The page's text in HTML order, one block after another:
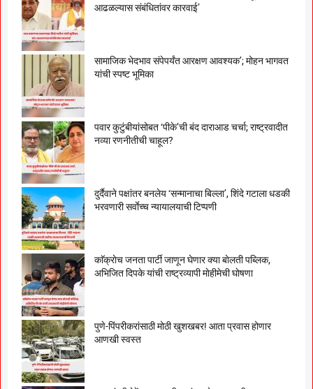
आढळल्यास संबंधितांवर कारवाई’
सामाजिक भेदभाव संपेपर्यंत आरक्षण आवश्यक’; मोहन भागवत
यांची स्पष्ट भूमिका
पवार कुटुंबीयांसोबत ‘पीके’ची बंद दाराआड चर्चा; राष्ट्रवादीत
नव्या रणनीतीची चाहूल?
दुर्दैवाने पक्षांतर बनलेय ‘सन्मानाचा बिल्ला’, शिंदे गटाला धडकी
भरवणारी सर्वाेच्च न्यायालयाची टिप्पणी
काॅक्राेच जनता पार्टी जाणून घेणार क्या बाेलती पब्लिक,
अभिजित दिपके यांची राष्ट्रव्यापी माेहीमेची घाेषणा
पुणे-पिंपरीकरांसाठी मोठी खुशखबर! आता प्रवास होणार
आणखी स्वस्त